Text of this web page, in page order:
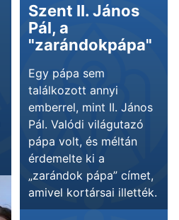
Szent II. János
Pál, a
"zarándokpápa"
Egy pápa sem
találkozott annyi
emberrel, mint II. János
Pál. Valódi világutazó
pápa volt, és méltán
érdemelte ki a
„zarándok pápa” címet,
amivel kortársai illették.